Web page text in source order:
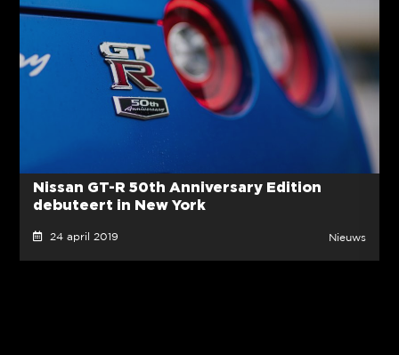
Nissan GT-R 50th Anniversary Edition
debuteert in New York
24 april 2019 Nieuws